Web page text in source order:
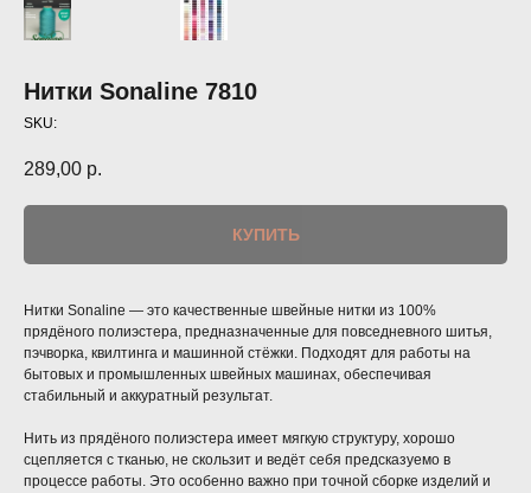
Нитки Sonaline 7810
SKU:
289,00 р.
КУПИТЬ
Нитки Sonaline — это качественные швейные нитки из 100%
прядёного полиэстера, предназначенные для повседневного шитья,
пэчворка, квилтинга и машинной стёжки. Подходят для работы на
бытовых и промышленных швейных машинах, обеспечивая
стабильный и аккуратный результат.
Нить из прядёного полиэстера имеет мягкую структуру, хорошо
сцепляется с тканью, не скользит и ведёт себя предсказуемо в
процессе работы. Это особенно важно при точной сборке изделий и